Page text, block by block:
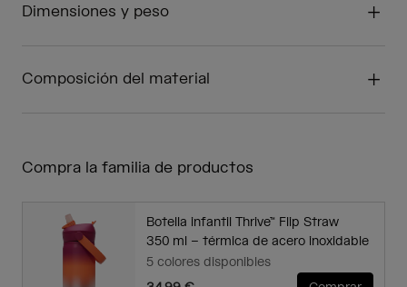
Dimensiones y peso
Composición del material
Compra la familia de productos
Botella infantil Thrive™ Flip Straw
350 ml – térmica de acero inoxidable
5 colores disponibles